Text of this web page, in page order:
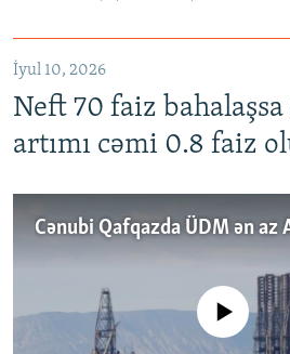
İyul 10, 2026
Neft 70 faiz
artımı cəmi 0.8 faiz
No media source